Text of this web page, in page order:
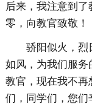
后来，我注意到
零，向教官致敬！
骄阳似火，烈
如风，为我们服务
教官，现在我不再
们，同学们，您们